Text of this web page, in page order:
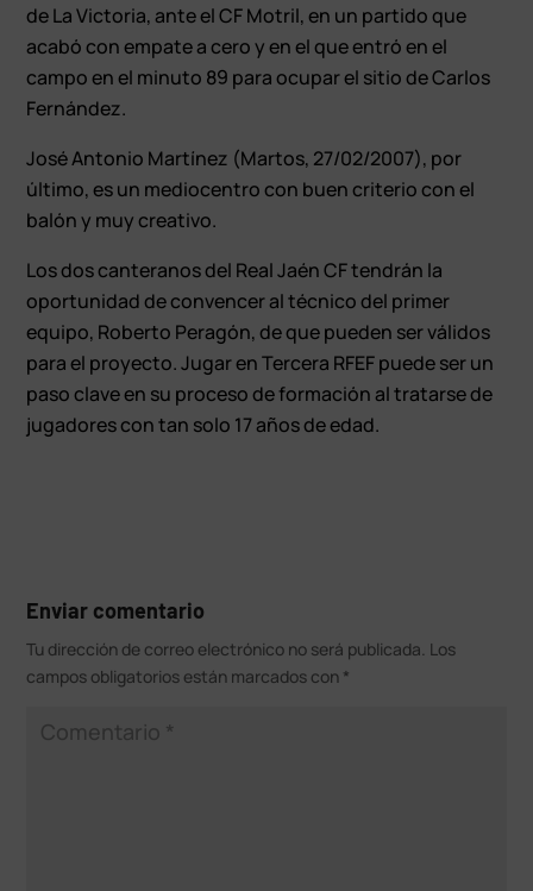
de La Victoria, ante el CF Motril, en un partido que
acabó con empate a cero y en el que entró en el
campo en el minuto 89 para ocupar el sitio de Carlos
Fernández.
José Antonio Martínez (Martos, 27/02/2007), por
último, es un mediocentro con buen criterio con el
balón y muy creativo.
Los dos canteranos del Real Jaén CF tendrán la
oportunidad de convencer al técnico del primer
equipo, Roberto Peragón, de que pueden ser válidos
para el proyecto. Jugar en Tercera RFEF puede ser un
paso clave en su proceso de formación al tratarse de
jugadores con tan solo 17 años de edad.
Enviar comentario
Tu dirección de correo electrónico no será publicada. Los
campos obligatorios están marcados con *